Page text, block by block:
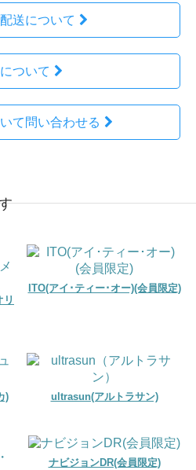
送について
ついて
て問い合わせる
ITO(アイ･ティー･オー)(会員限定)
) ultrasun(アルトラサン)
ナビジョンDR(会員限定)